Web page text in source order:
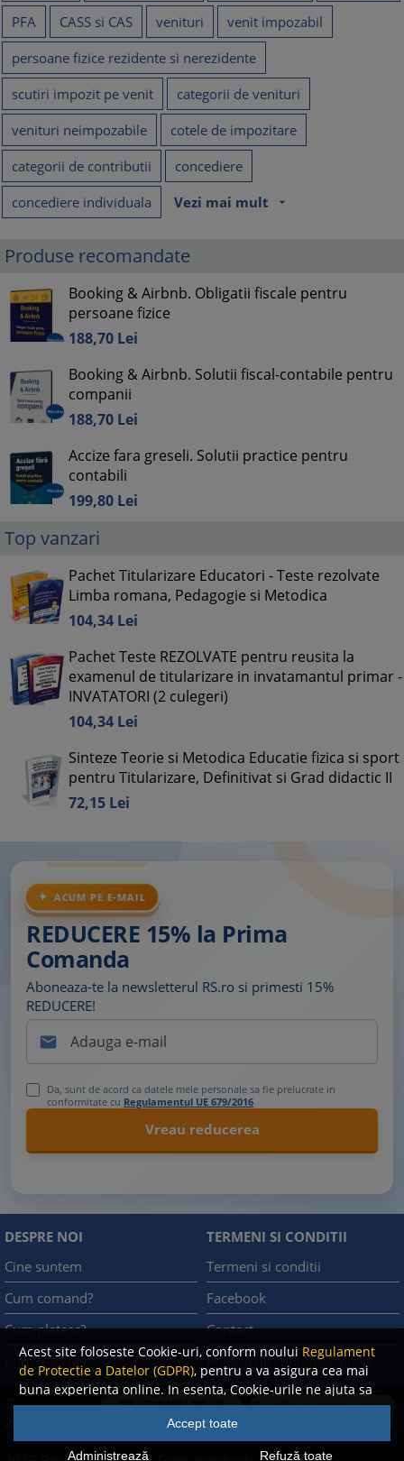
Acest site foloseste Cookie-uri, conform noului Regulament
de Protectie a Datelor (GDPR), pentru a va asigura cea mai
buna experienta online. In esenta, Cookie-urile ne ajuta sa
imbunatatim continutul de pe site, oferindu-va dvs.,
cititorul, o experienta online personalizata si mult mai
rapida. Ele sunt folosite doar de site-ul nostru si partenerii
Accept toate
Administrează Refuză toate
PFA
CASS si CAS venituri
venit impozabil
persoane fizice rezidente si nerezidente
scutiri impozit pe venit
categorii de venituri
venituri neimpozabile
cotele de impozitare
categorii de contributii
concediere
concediere individuala
Vezi mai mult arrow_drop_down
Produse recomandate
Booking & Airbnb. Obligatii fiscale pentru
persoane fizice
188,70 Lei
Booking & Airbnb. Solutii fiscal-contabile pentru
companii
188,70 Lei
Accize fara greseli. Solutii practice pentru
contabili
199,80 Lei
Top vanzari
Pachet Titularizare Educatori - Teste rezolvate
Limba romana, Pedagogie si Metodica
104,34 Lei
Pachet Teste REZOLVATE pentru reusita la
examenul de titularizare in invatamantul primar -
INVATATORI (2 culegeri)
104,34 Lei
Sinteze Teorie si Metodica Educatie fizica si sport
pentru Titularizare, Definitivat si Grad didactic II
72,15 Lei
ACUM PE E-MAIL
REDUCERE 15% la Prima
Comanda
Aboneaza-te la newsletterul RS.ro si primesti 15%
REDUCERE!

Da, sunt de acord ca datele mele personale sa fie prelucrate in
conformitate cu Regulamentul UE 679/2016
DESPRE NOI
Cine suntem
Cum comand?
Cum platesc?
Cum returnez
TERMENI SI CONDITII
Termeni si conditii
Facebook
Contact
Politica de confidentialitate
©